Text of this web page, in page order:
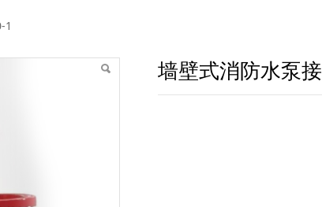
SQB100-1
1
墙壁式消防水泵